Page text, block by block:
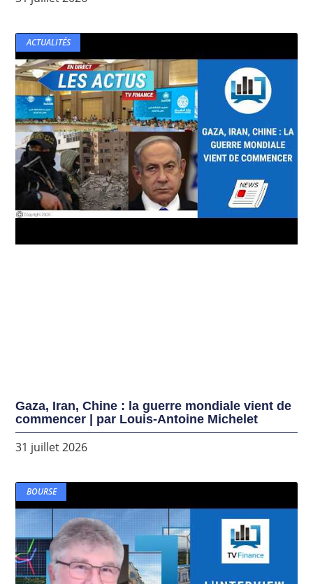
ACTUALITÉS
Gaza, Iran, Chine : la guerre mondiale vient de
commencer | par Louis-Antoine Michelet
31 juillet 2026
BOURSE